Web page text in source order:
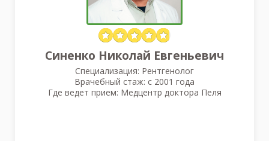
Синенко Николай Евгеньевич
Специализация: Рентгенолог
Врачебный стаж: с 2001 года
Где ведет прием: Медцентр доктора Пеля